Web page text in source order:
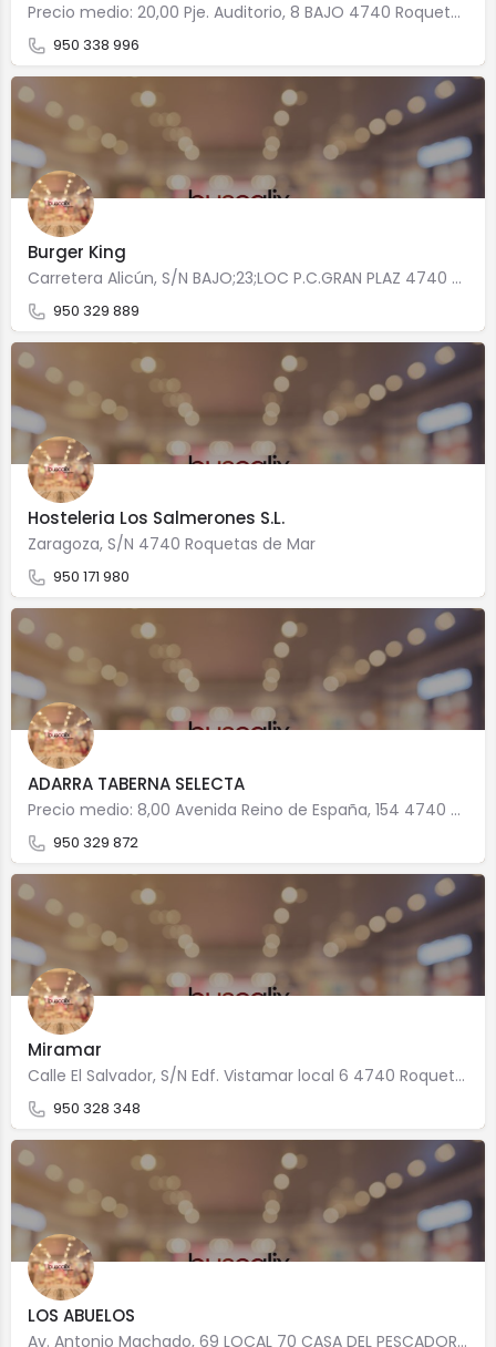
Precio medio: 20,00 Pje. Auditorio, 8 BAJO 4740 Roquetas de Mar
950 338 996
Burger King
Carretera Alicún, S/N BAJO;23;LOC P.C.GRAN PLAZ 4740 Roquetas de Mar
950 329 889
Hosteleria Los Salmerones S.L.
Zaragoza, S/N 4740 Roquetas de Mar
950 171 980
ADARRA TABERNA SELECTA
Precio medio: 8,00 Avenida Reino de España, 154 4740 Roquetas de Mar
950 329 872
Miramar
Calle El Salvador, S/N Edf. Vistamar local 6 4740 Roquetas de Mar
950 328 348
LOS ABUELOS
Av. Antonio Machado, 69 LOCAL 70 CASA DEL PESCADOR 4740 Roquetas de Mar